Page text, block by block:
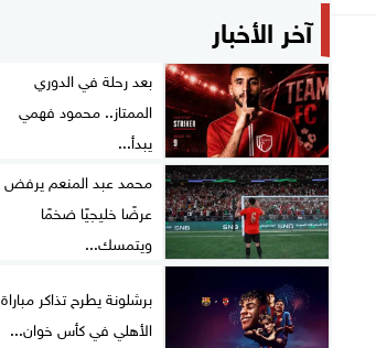
آخر الأخبار
بعد رحلة في الدوري
الممتاز.. محمود فهمي
يبدأ...
محمد عبد المنعم يرفض
عرضًا خليجيًا ضخمًا
ويتمسك...
برشلونة يطرح تذاكر مباراة
الأهلي في كأس خوان...